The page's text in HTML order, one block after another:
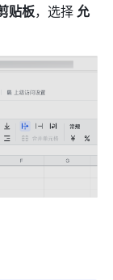
贴板，选择 允